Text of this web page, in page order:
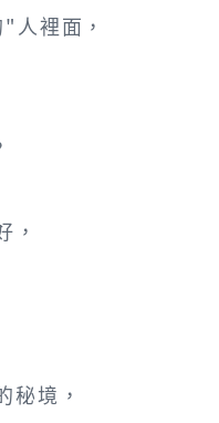
人裡面，
，
秘境，